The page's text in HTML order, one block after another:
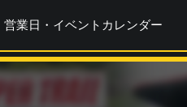
営業日・イベントカレンダー